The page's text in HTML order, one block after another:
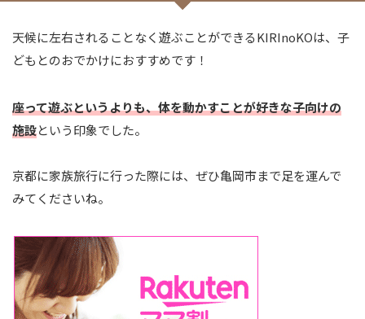
天候に左右されることなく遊ぶことができるKIRInoKOは、子
どもとのおでかけにおすすめです！
座って遊ぶというよりも、体を動かすことが好きな子向けの
施設という印象でした。
京都に家族旅行に行った際には、ぜひ亀岡市まで足を運んで
みてくださいね。